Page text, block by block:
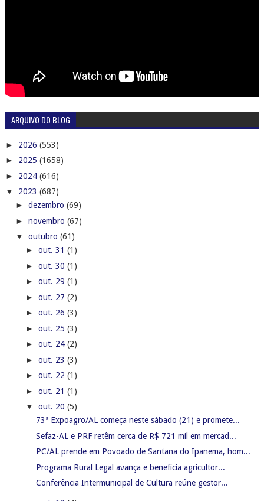
ARQUIVO DO BLOG
► 2026 (553)
► 2025 (1658)
► 2024 (616)
▼ 2023 (687)
► dezembro (69)
► novembro (67)
▼ outubro (61)
► out. 31 (1)
► out. 30 (1)
► out. 29 (1)
► out. 27 (2)
► out. 26 (3)
► out. 25 (3)
► out. 24 (2)
► out. 23 (3)
► out. 22 (1)
► out. 21 (1)
▼ out. 20 (5)
73ª Expoagro/AL começa neste sábado (21) e promete...
Sefaz-AL e PRF retêm cerca de R$ 721 mil em mercad...
PC/AL prende em Povoado de Santana do Ipanema, hom...
Programa Rural Legal avança e beneficia agricultor...
Conferência Intermunicipal de Cultura reúne gestor...